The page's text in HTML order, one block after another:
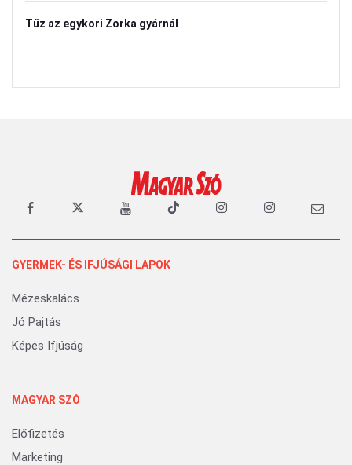
Tűz az egykori Zorka gyárnál
GYERMEK- ÉS IFJÚSÁGI LAPOK
Mézeskalács
Jó Pajtás
Képes Ifjúság
MAGYAR SZÓ
Előfizetés
Marketing